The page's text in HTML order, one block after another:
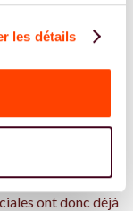
les détails
que celle
d’une
mais au lieu de
avec
blastocyste (5 ou
ont donc déjà